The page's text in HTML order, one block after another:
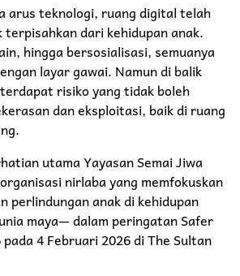
arus teknologi, ruang digital telah
dari kehidupan anak.
hingga bersosialisasi, semuanya
layar gawai. Namun di balik
risiko yang tidak boleh
dan eksploitasi, baik di ruang
utama Yayasan Semai Jiwa
nirlaba yang memfokuskan
perlindungan anak di kehidupan
maya— dalam peringatan Safer
4 Februari 2026 di The Sultan